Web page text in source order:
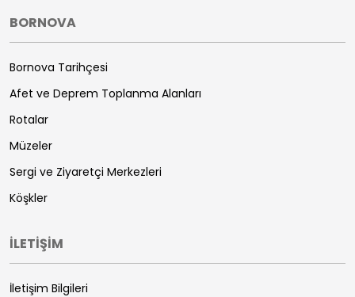
BORNOVA
Bornova Tarihçesi
Afet ve Deprem Toplanma Alanları
Rotalar
Müzeler
Sergi ve Ziyaretçi Merkezleri
Köşkler
İLETİŞİM
İletişim Bilgileri